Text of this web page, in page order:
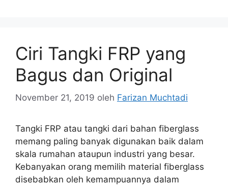
Ciri Tangki FRP yang
Bagus dan Original
November 21, 2019 oleh Farizan Muchtadi
Tangki FRP atau tangki dari bahan fiberglass
memang paling banyak digunakan baik dalam
skala rumahan ataupun industri yang besar.
Kebanyakan orang memilih material fiberglass
disebabkan oleh kemampuannya dalam